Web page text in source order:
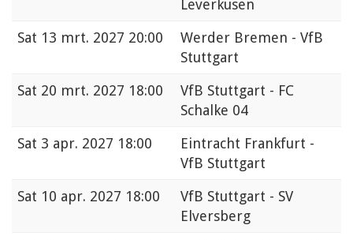
Leverkusen
Sat 13 mrt. 2027 20:00
Werder Bremen - VfB
Stuttgart
Sat 20 mrt. 2027 18:00
VfB Stuttgart - FC
Schalke 04
Sat 3 apr. 2027 18:00
Eintracht Frankfurt -
VfB Stuttgart
Sat 10 apr. 2027 18:00
VfB Stuttgart - SV
Elversberg